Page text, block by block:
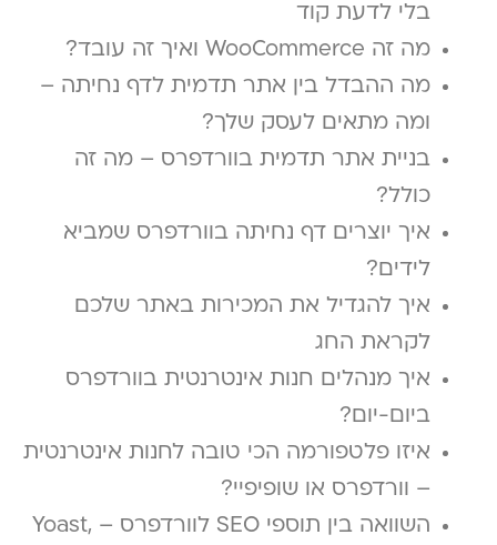
בלי לדעת קוד
מה זה WooCommerce ואיך זה עובד?
מה ההבדל בין אתר תדמית לדף נחיתה –
ומה מתאים לעסק שלך?
בניית אתר תדמית בוורדפרס – מה זה
כולל?
איך יוצרים דף נחיתה בוורדפרס שמביא
לידים?
איך להגדיל את המכירות באתר שלכם
לקראת החג
איך מנהלים חנות אינטרנטית בוורדפרס
ביום-יום?
איזו פלטפורמה הכי טובה לחנות אינטרנטית
– וורדפרס או שופיפיי?
השוואה בין תוספי SEO לוורדפרס – Yoast,